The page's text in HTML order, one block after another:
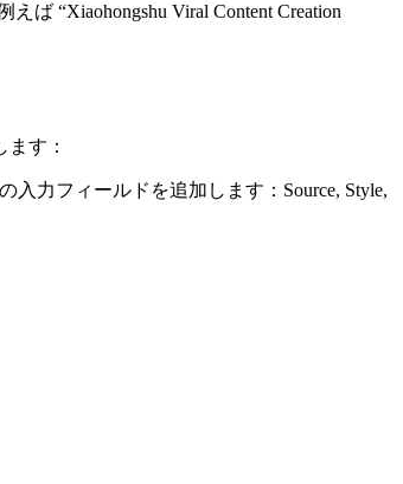
ば “Xiaohongshu Viral Content Creation
す：
力フィールドを追加します：Source, Style,